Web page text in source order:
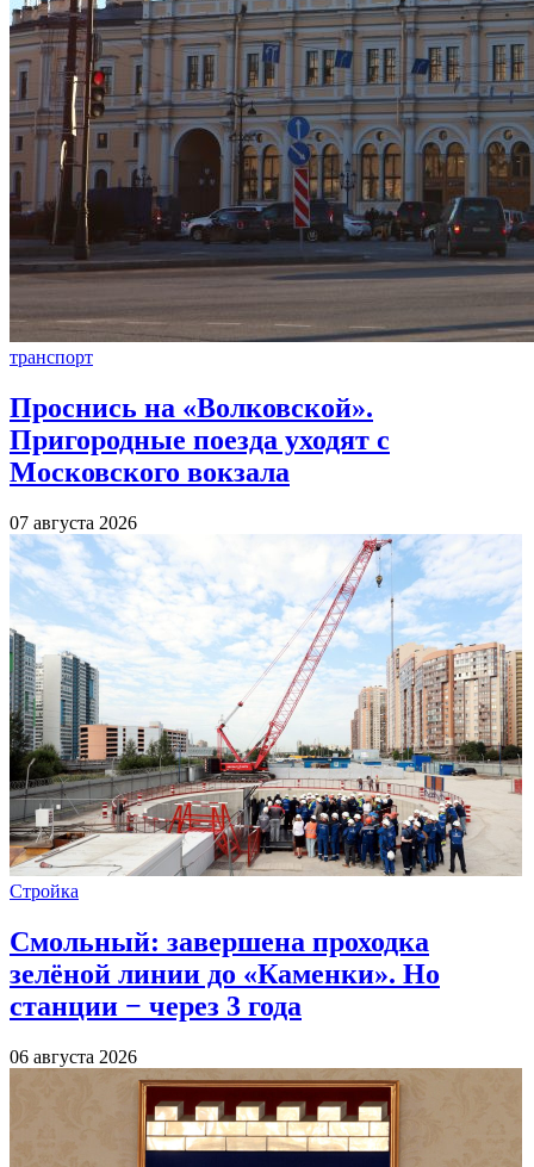
транспорт
Проснись на «Волковской».
Пригородные поезда уходят с
Московского вокзала
07 августа 2026
Стройка
Смольный: завершена проходка
зелёной линии до «Каменки». Но
станции − через 3 года
06 августа 2026